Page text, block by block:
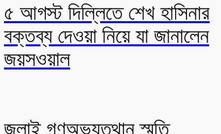
৫ আগস্ট দিল্লিতে শেখ হাসিনার
বক্তব্য দেওয়া নিয়ে যা জানালেন
জয়সওয়াল
জুলাই গণঅভ্যুত্থান স্মৃতি